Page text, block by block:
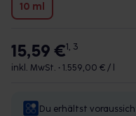
10 ml
15,59 €1, 3
inkl. MwSt. • 1.559,00 € / l
Du erhältst